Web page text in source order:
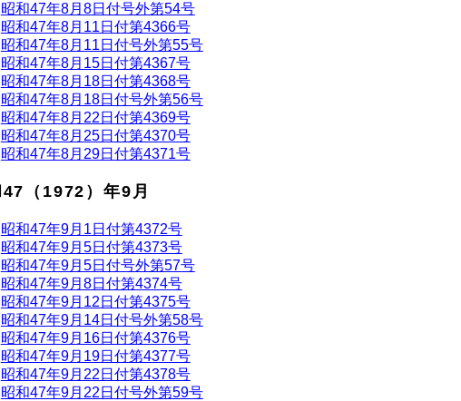
昭和47年8月8日付号外第54号
昭和47年8月11日付第4366号
昭和47年8月11日付号外第55号
昭和47年8月15日付第4367号
昭和47年8月18日付第4368号
昭和47年8月18日付号外第56号
昭和47年8月22日付第4369号
昭和47年8月25日付第4370号
昭和47年8月29日付第4371号
（1972）年9月
昭和47年9月1日付第4372号
昭和47年9月5日付第4373号
昭和47年9月5日付号外第57号
昭和47年9月8日付第4374号
昭和47年9月12日付第4375号
昭和47年9月14日付号外第58号
昭和47年9月16日付第4376号
昭和47年9月19日付第4377号
昭和47年9月22日付第4378号
昭和47年9月22日付号外第59号